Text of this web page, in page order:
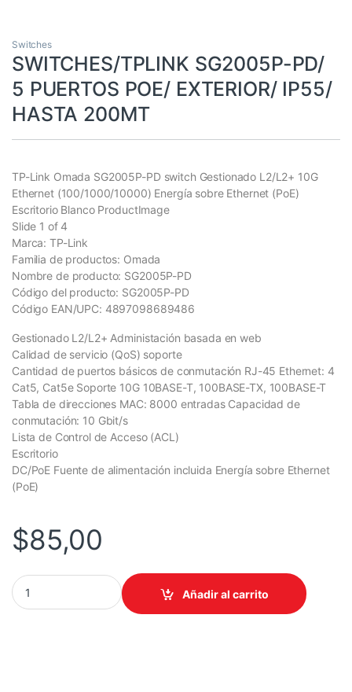
Switches
SWITCHES/TPLINK SG2005P-PD/
5 PUERTOS POE/ EXTERIOR/ IP55/
HASTA 200MT
TP-Link Omada SG2005P-PD switch Gestionado L2/L2+ 10G
Ethernet (100/1000/10000) Energía sobre Ethernet (PoE)
Escritorio Blanco ProductImage
Slide 1 of 4
Marca: TP-Link
Familia de productos: Omada
Nombre de producto: SG2005P-PD
Código del producto: SG2005P-PD
Código EAN/UPC: 4897098689486
Gestionado L2/L2+ Administación basada en web
Calidad de servicio (QoS) soporte
Cantidad de puertos básicos de conmutación RJ-45 Ethernet: 4
Cat5, Cat5e Soporte 10G 10BASE-T, 100BASE-TX, 100BASE-T
Tabla de direcciones MAC: 8000 entradas Capacidad de
conmutación: 10 Gbit/s
Lista de Control de Acceso (ACL)
Escritorio
DC/PoE Fuente de alimentación incluida Energía sobre Ethernet
(PoE)
$85,00
SWITCHES/TPLINK SG2005P-PD/ 5 PUERTOS POE/
Añadir al carrito